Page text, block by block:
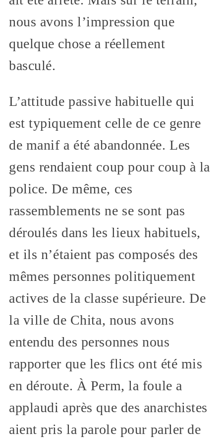
nous avons l’impression que
quelque chose a réellement
basculé.
L’attitude passive habituelle qui
est typiquement celle de ce genre
de manif a été abandonnée. Les
gens rendaient coup pour coup à la
police. De même, ces
rassemblements ne se sont pas
déroulés dans les lieux habituels,
et ils n’étaient pas composés des
mêmes personnes politiquement
actives de la classe supérieure. De
la ville de Chita, nous avons
entendu des personnes nous
rapporter que les flics ont été mis
en déroute. À Perm, la foule a
applaudi après que des anarchistes
aient pris la parole pour parler de